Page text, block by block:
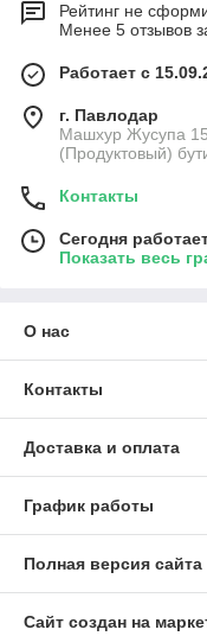
Рейтинг не
Менее 5 отзывов
Работает с
г. Павлодар
Машхур Жусупа
(Продуктовый)
Контакты
Сегодня
Показать весь
О нас
Контакты
Доставка и оплата
График работы
Полная версия сайта
Сайт создан на